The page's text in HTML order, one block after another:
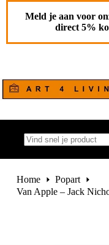
Ga
Van Apple – Jack Nicholson – 55 x 50 cm.
€650,00
Meld je aan voor
direct 5%
resultaten
Home
Popart
Van Apple – Jack